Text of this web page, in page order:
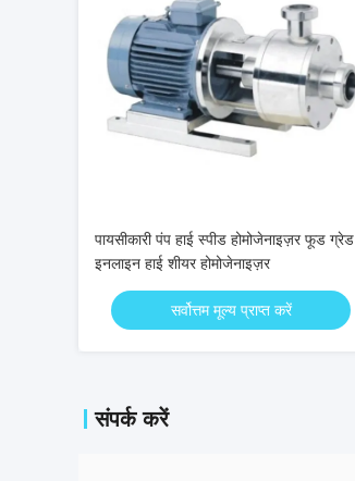
पायसीकारी पंप हाई स्पीड होमोजेनाइज़र फूड ग्रेड
इनलाइन हाई शीयर होमोजेनाइज़र
सर्वोत्तम मूल्य प्राप्त करें
संपर्क करें